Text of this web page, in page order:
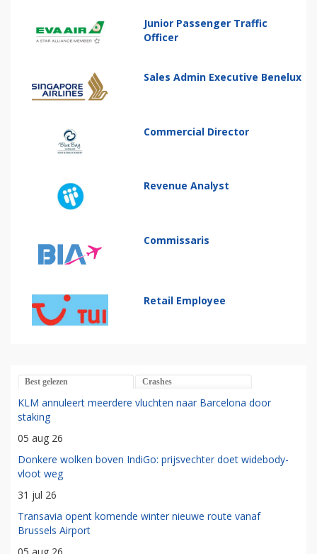
Junior Passenger Traffic
Officer
Sales Admin Executive Benelux
Commercial Director
Revenue Analyst
Commissaris
Retail Employee
Best gelezen Crashes
KLM annuleert meerdere vluchten naar Barcelona door
staking
05 aug 26
Donkere wolken boven IndiGo: prijsvechter doet widebody-
vloot weg
31 jul 26
Transavia opent komende winter nieuwe route vanaf
Brussels Airport